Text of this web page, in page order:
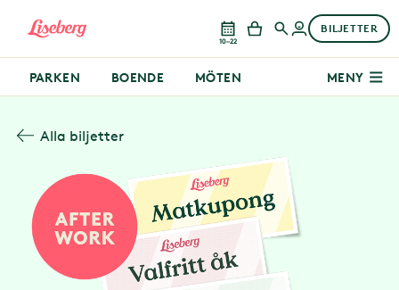
10–22
BILJETTER
PARKEN BOENDE MÖTEN MENY
Alla biljetter